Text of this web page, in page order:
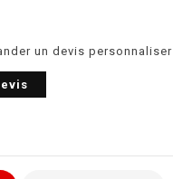
un devis personnaliser